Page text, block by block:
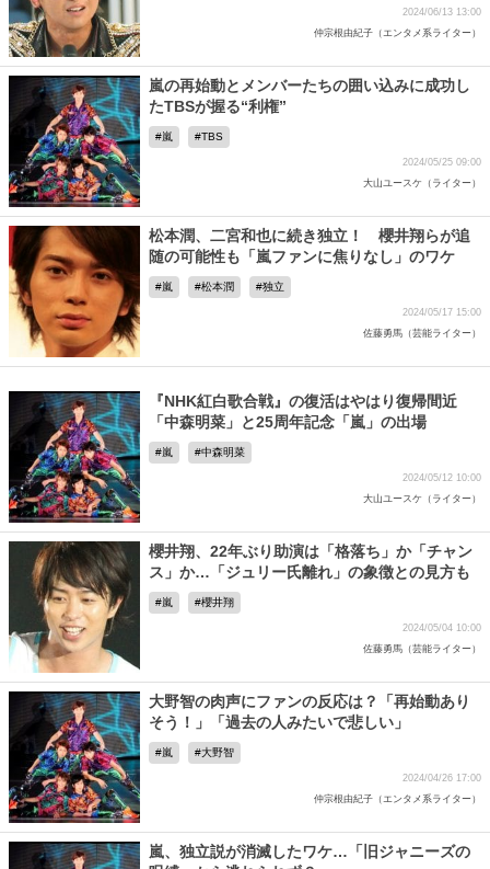
2024/06/13 13:00
仲宗根由紀子（エンタメ系ライター）
嵐の再始動とメンバーたちの囲い込みに成功し
たTBSが握る“利権”
嵐 TBS
2024/05/25 09:00
大山ユースケ（ライター）
松本潤、二宮和也に続き独立！ 櫻井翔らが追
随の可能性も「嵐ファンに焦りなし」のワケ
嵐 松本潤 独立
2024/05/17 15:00
佐藤勇馬（芸能ライター）
『NHK紅白歌合戦』の復活はやはり復帰間近
「中森明菜」と25周年記念「嵐」の出場
嵐 中森明菜
2024/05/12 10:00
大山ユースケ（ライター）
櫻井翔、22年ぶり助演は「格落ち」か「チャン
ス」か…「ジュリー氏離れ」の象徴との見方も
嵐 櫻井翔
2024/05/04 10:00
佐藤勇馬（芸能ライター）
大野智の肉声にファンの反応は？「再始動あり
そう！」「過去の人みたいで悲しい」
嵐 大野智
2024/04/26 17:00
仲宗根由紀子（エンタメ系ライター）
嵐、独立説が消滅したワケ…「旧ジャニーズの